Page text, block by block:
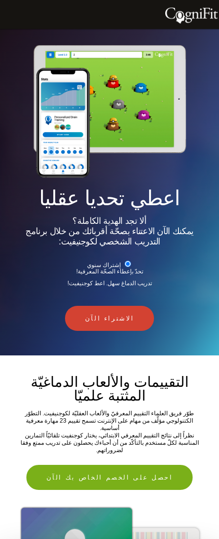
اعطي تحديا عقليا
ألا تجد الهدية الكاملة؟
يمكنك الآن الاعتناء بصحّة أقربائك من خلال برنامج
التدريب الشخصي لكوجنيفيت:
إشتراك سنوي
تحدّ بإعطاء الصحّة المعرفية!
تدريب الدماغ سهل. اعط كوجنيفيت!
الاشتراء الآن
التقييمات والألعاب الدماغيّة
المثتبة علميّا
طوّر فريق العلماء التقييم المعرفيّ والألعاب العقليّة لكوجنيفيت. التطوّر
الكتنولوجي مؤلّف من مهام على الإنترنت تسمح تقييم 23 مهارة معرفية
أساسية.
نظراً إلى نتائج التقييم المعرفي الابتدائي، يختار كوجنفيت تلقائيّاً التمارين
المناسبة لكلّ مستخدم بالتأكّد من أن أحباءك يحصلون على تدريب ممتع وفقا
لضروراتهم.
احصل على الخصم الخاص بك الآن